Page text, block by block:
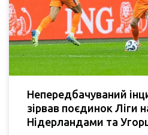
Непередбачуваний
зірвав поєдинок Ліги
Нідерландами та